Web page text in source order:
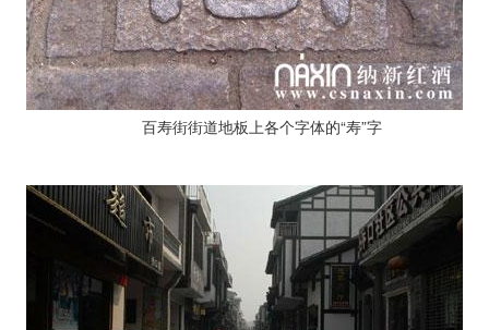
百寿街街道地板上各个字体的“寿”字